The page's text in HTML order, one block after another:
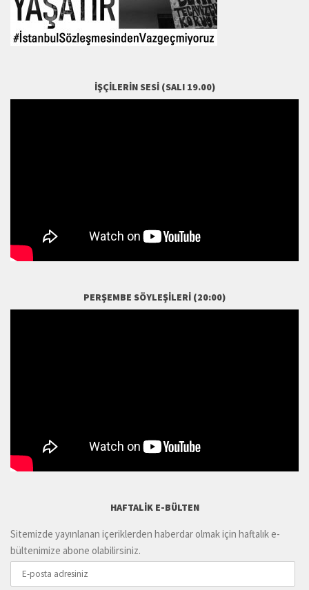
İŞÇILERIN SESI (SALI 19.00)
PERŞEMBE SÖYLEŞILERI (20:00)
HAFTALIK E-BÜLTEN
Sitemizde yayınlanan içeriklerden haberdar olmak için haftalık e-
bültenimize abone olabilirsiniz.